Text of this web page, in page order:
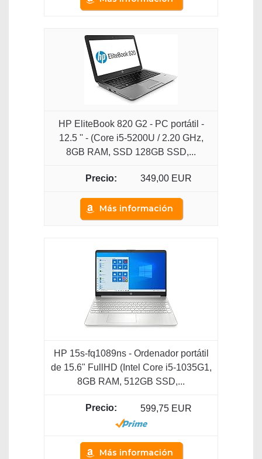
HP EliteBook 820 G2 - PC portátil -
12.5 '' - (Core i5-5200U / 2.20 GHz,
8GB RAM, SSD 128GB SSD,...
349,00 EUR
Más información
HP 15s-fq1089ns - Ordenador portátil
de 15.6" FullHD (Intel Core i5-1035G1,
8GB RAM, 512GB SSD,...
599,75 EUR
Más información